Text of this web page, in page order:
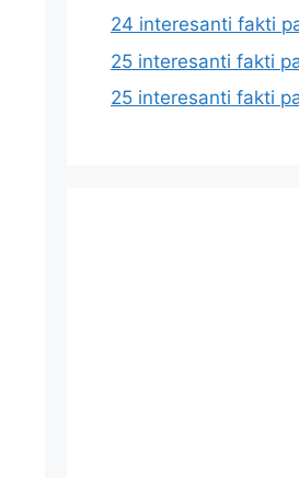
24 interesanti fakti
25 interesanti fakti
25 interesanti fakti